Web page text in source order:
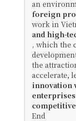
an
foreign
work in
and high-
, which the
the
accelerate,
innovation
enterprises
End